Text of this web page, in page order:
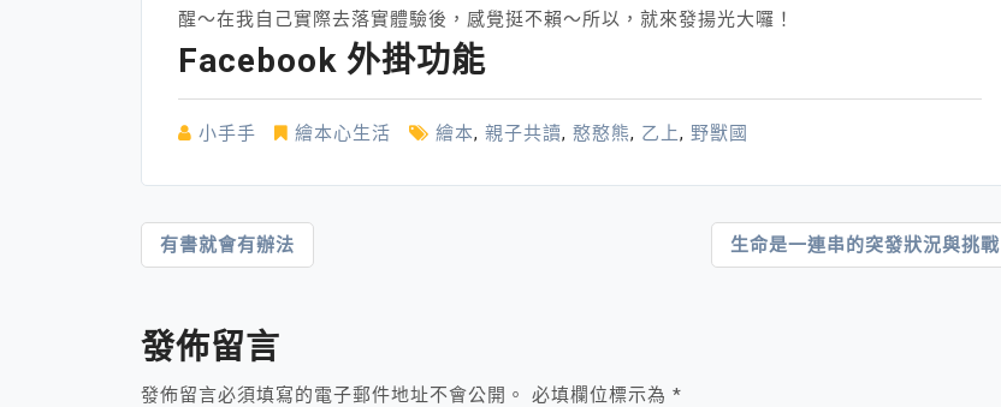
醒～在我自己實際去落實體驗後，感覺挺不賴～所以，就來發揚光大囉！
Facebook 外掛功能
小手手 繪本心生活 繪本, 親子共讀, 憨憨熊, 乙上, 野獸國
文
導
覽
有書就會有辦法 生命是一連串的突發狀況與挑戰
發佈留言
發佈留言必須填寫的電子郵件地址不會公開。 必填欄位標示為 *